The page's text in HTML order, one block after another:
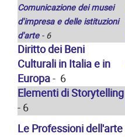
Comunicazione dei musei
d'impresa e delle istituzioni
d'arte- 6
Diritto dei Beni
Culturali in Italia e in
Europa- 6
Elementi di Storytelling
- 6
Le Professioni dell'arte